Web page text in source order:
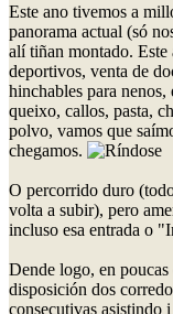
Este ano tivemos a
panorama actual (só
alí tiñan montado. Este
deportivos, venta de
hinchables para
queixo, callos, pasta,
polvo, vamos que
chegamos.
O percorrido duro
volta a subir), pero
incluso esa entrada o
Dende logo, en poucas
disposición dos
consecutivas asistindo